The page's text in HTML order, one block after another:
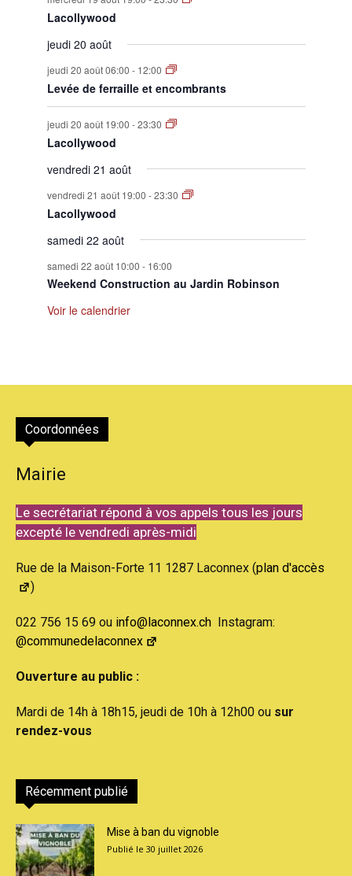
Lacollywood
jeudi 20 août
jeudi 20 août 06:00 - 12:00
Levée de ferraille et encombrants
jeudi 20 août 19:00 -23:30
Lacollywood
vendredi 21 août
vendredi 21 août 19:00 -23:30
Lacollywood
samedi 22 août
samedi 22 août 10:00 - 16:00
Weekend Construction au Jardin Robinson
Voir le calendrier
Coordonnées
Mairie
Le secrétariat répond à vos appels tous les jours
excepté le vendredi après-midi
Rue de la Maison-Forte 11 1287 Laconnex (plan d'accès
)
022 756 15 69 ou info@laconnex.ch Instagram:
@communedelaconnex
Ouverture au public :
Mardi de 14h à 18h15, jeudi de 10h à 12h00 ou sur
rendez-vous
Récemment publié
Mise à ban du vignoble
30 juillet 2026